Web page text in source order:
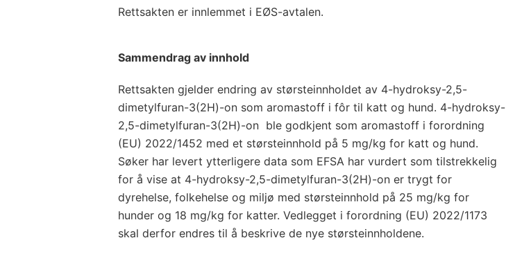
Rettsakten er innlemmet i EØS-avtalen.
Sammendrag av innhold
Rettsakten gjelder endring av størsteinnholdet av 4-hydroksy-2,5-
dimetylfuran-3(2H)-on som aromastoff i fôr til katt og hund. 4-hydroksy-
2,5-dimetylfuran-3(2H)-on ble godkjent som aromastoff i forordning
(EU) 2022/1452 med et størsteinnhold på 5 mg/kg for katt og hund.
Søker har levert ytterligere data som EFSA har vurdert som tilstrekkelig
for å vise at 4-hydroksy-2,5-dimetylfuran-3(2H)-on er trygt for
dyrehelse, folkehelse og miljø med størsteinnhold på 25 mg/kg for
hunder og 18 mg/kg for katter. Vedlegget i forordning (EU) 2022/1173
skal derfor endres til å beskrive de nye størsteinnholdene.